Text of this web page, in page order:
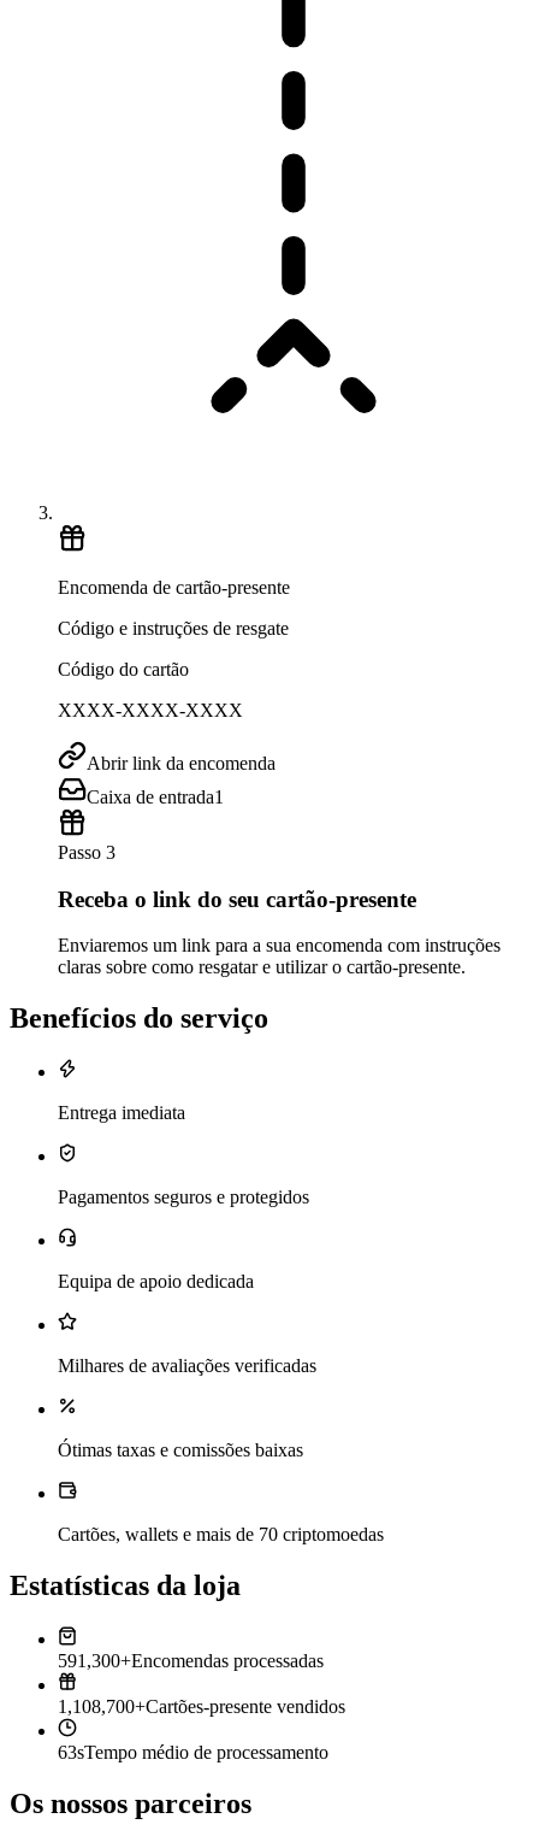
Encomenda de cartão-presente
Código e instruções de resgate
Código do cartão
XXXX-XXXX-XXXX
Abrir link da encomenda
Caixa de entrada1
Passo 3
Receba o link do seu cartão-presente
Enviaremos um link para a sua encomenda com instruções
claras sobre como resgatar e utilizar o cartão-presente.
Benefícios do serviço
Entrega imediata
Pagamentos seguros e protegidos
Equipa de apoio dedicada
Milhares de avaliações verificadas
Ótimas taxas e comissões baixas
Cartões, wallets e mais de 70 criptomoedas
Estatísticas da loja
591,300+Encomendas processadas
1,108,700+Cartões-presente vendidos
63sTempo médio de processamento
Os nossos parceiros